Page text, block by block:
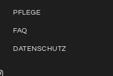
PFLEGE
FAQ
DATENSCHUTZ